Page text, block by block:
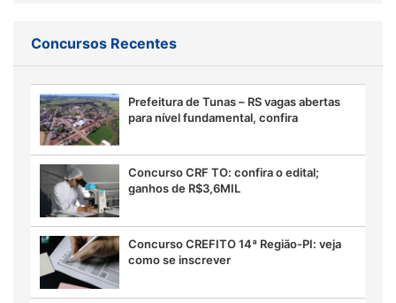
Concursos Recentes
Prefeitura de Tunas – RS vagas abertas
para nível fundamental, confira
Concurso CRF TO: confira o edital;
ganhos de R$3,6MIL
Concurso CREFITO 14ª Região-PI: veja
como se inscrever